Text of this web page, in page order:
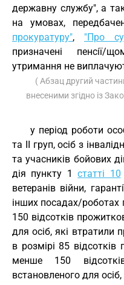
державну службу", а
на умовах,
прокуратуру", "Про
призначені пенсії/
утримання не
( Абзац другий
внесеними згідно із
у період роботи
та II груп, осіб з
та учасників бойових
дія пункту 1статті 10
ветеранів війни,
інших посадах/роботах
150 відсотків
для осіб, які втратили
в розмірі 85
менше 150
встановленого для